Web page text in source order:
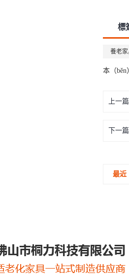
標
養老家
本（běn
上一
下一
最近